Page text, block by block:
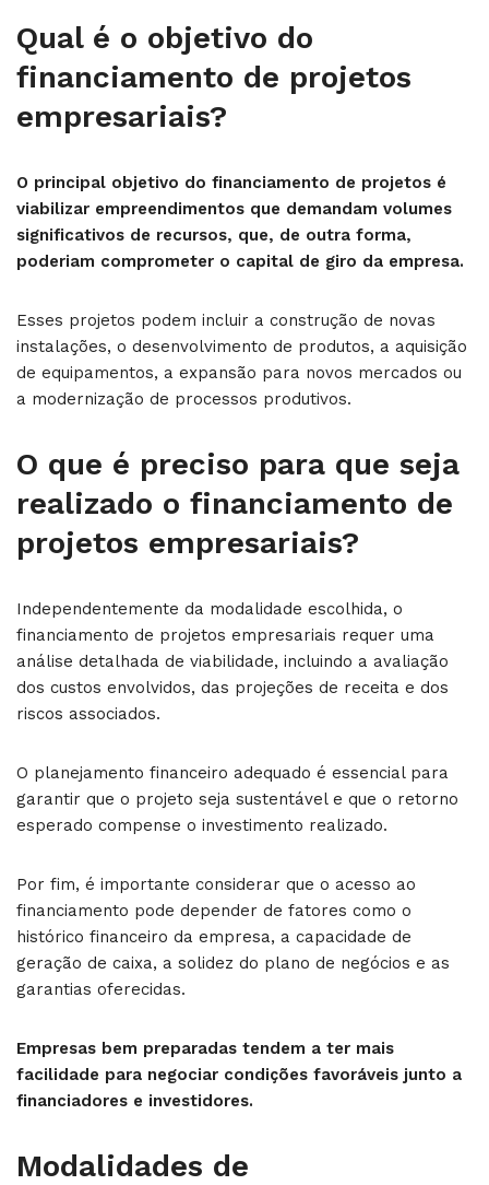
Qual é o objetivo do
financiamento de projetos
empresariais?
O principal objetivo do financiamento de projetos é
viabilizar empreendimentos que demandam volumes
significativos de recursos, que, de outra forma,
poderiam comprometer o capital de giro da empresa.
Esses projetos podem incluir a construção de novas
instalações, o desenvolvimento de produtos, a aquisição
de equipamentos, a expansão para novos mercados ou
a modernização de processos produtivos.
O que é preciso para que seja
realizado o financiamento de
projetos empresariais?
Independentemente da modalidade escolhida, o
financiamento de projetos empresariais requer uma
análise detalhada de viabilidade, incluindo a avaliação
dos custos envolvidos, das projeções de receita e dos
riscos associados.
O planejamento financeiro adequado é essencial para
garantir que o projeto seja sustentável e que o retorno
esperado compense o investimento realizado.
Por fim, é importante considerar que o acesso ao
financiamento pode depender de fatores como o
histórico financeiro da empresa, a capacidade de
geração de caixa, a solidez do plano de negócios e as
garantias oferecidas.
Empresas bem preparadas tendem a ter mais
facilidade para negociar condições favoráveis junto a
financiadores e investidores.
Modalidades de